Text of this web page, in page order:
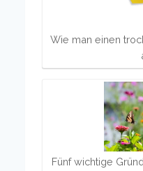
Wie man einen
Fünf wichtige